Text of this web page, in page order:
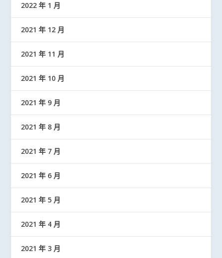
2022 年 1 月
2021 年 12 月
2021 年 11 月
2021 年 10 月
2021 年 9 月
2021 年 8 月
2021 年 7 月
2021 年 6 月
2021 年 5 月
2021 年 4 月
2021 年 3 月